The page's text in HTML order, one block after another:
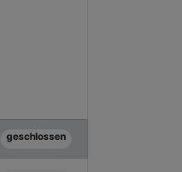
geschlossen